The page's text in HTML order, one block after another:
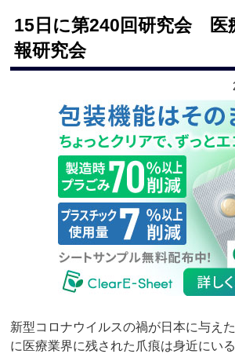
15日に第240回研究会 医
報研究会
新型コロナウイルスの禍が日本に与え
に医療業界に残された爪痕は身近にい